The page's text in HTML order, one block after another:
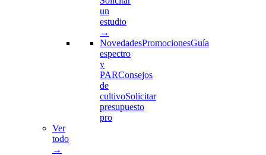
un
estudio
→
NovedadesPromocionesGuía
espectro
y
PARConsejos
de
cultivoSolicitar
presupuesto
pro
Ver
todo
→